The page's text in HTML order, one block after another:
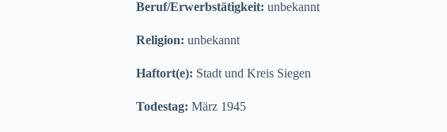
Beruf/Erwerbstätigkeit: unbekannt
Religion: unbekannt
Haftort(e): Stadt und Kreis Siegen
Todestag: März 1945